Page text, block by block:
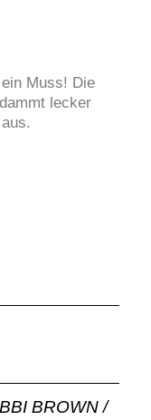
Muss! Die
lecker
BROWN